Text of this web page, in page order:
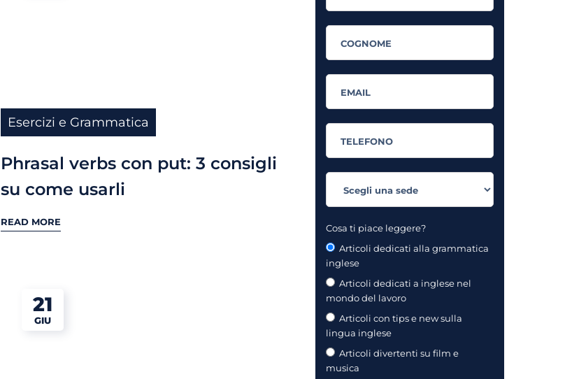
Esercizi e Grammatica
Phrasal verbs con put: 3 consigli
su come usarli
READ MORE
21
GIU
Cosa ti piace leggere?
Articoli dedicati alla grammatica
inglese
Articoli dedicati a inglese nel
mondo del lavoro
Articoli con tips e new sulla
lingua inglese
Articoli divertenti su film e
musica